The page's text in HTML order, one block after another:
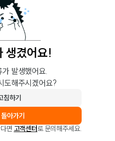
생겼어요!
발생했어요.
도해주시겠어요?
침하기
아가기
면 고객센터로 문의해주세요.